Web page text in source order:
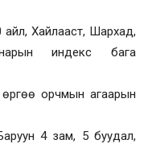
Хайлааст, Шархад,
индекс бага
орчмын агаарын
4 зам, 5 буудал,